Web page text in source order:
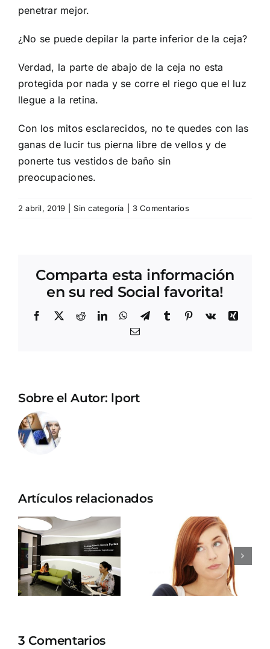
penetrar mejor.
¿No se puede depilar la parte inferior de la ceja?
Verdad, la parte de abajo de la ceja no esta
protegida por nada y se corre el riego que el luz
llegue a la retina.
Con los mitos esclarecidos, no te quedes con las
ganas de lucir tus pierna libre de vellos y de
ponerte tus vestidos de baño sin
preocupaciones.
2 abril, 2019 Sin categoría 3 Comentarios
Comparta esta información
en su red Social favorita!
Facebook
X RedditLinkedInWhatsApp
TelegramTumblr Pinterest
Vk
Xing
Correo
Sobre el Autor: lport
Artículos relacionados
Esto es lo
que debes
evitar en
tu rutina
de
6 mitos
vaginales
que debes
dejar de
creer
3 Comentarios